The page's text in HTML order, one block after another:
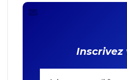
Inscrivez